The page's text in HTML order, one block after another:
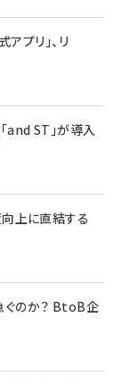
プリ」、リ
and ST」が導入
上に直結する
ぐのか？ BtoB企